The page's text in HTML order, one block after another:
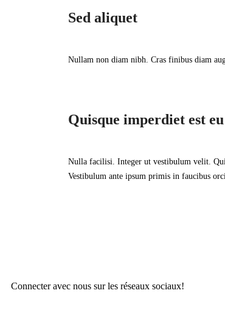
Sed aliquet
Nullam non diam nibh. Cras finibus diam
Quisque imperdiet est eu
Nulla facilisi. Integer ut vestibulum velit.
Vestibulum ante ipsum primis in faucibus
Connecter avec nous sur les réseaux sociaux!